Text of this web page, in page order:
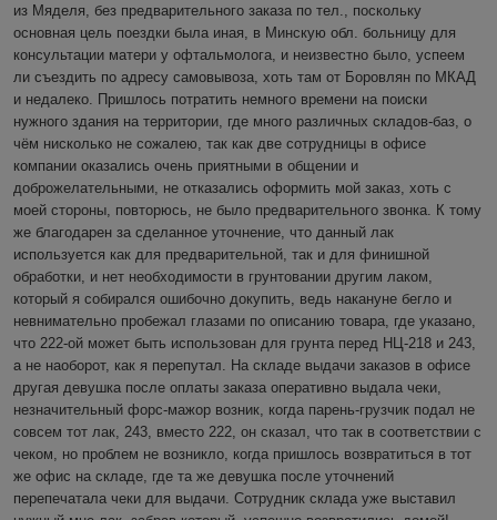
из Мяделя, без предварительного заказа по тел., поскольку
основная цель поездки была иная, в Минскую обл. больницу для
консультации матери у офтальмолога, и неизвестно было, успеем
ли съездить по адресу самовывоза, хоть там от Боровлян по МКАД
и недалеко. Пришлось потратить немного времени на поиски
нужного здания на территории, где много различных складов-баз, о
чём нисколько не сожалею, так как две сотрудницы в офисе
компании оказались очень приятными в общении и
доброжелательными, не отказались оформить мой заказ, хоть с
моей стороны, повторюсь, не было предварительного звонка. К тому
же благодарен за сделанное уточнение, что данный лак
используется как для предварительной, так и для финишной
обработки, и нет необходимости в грунтовании другим лаком,
который я собирался ошибочно докупить, ведь накануне бегло и
невнимательно пробежал глазами по описанию товара, где указано,
что 222-ой может быть использован для грунта перед НЦ-218 и 243,
а не наоборот, как я перепутал. На складе выдачи заказов в офисе
другая девушка после оплаты заказа оперативно выдала чеки,
незначительный форс-мажор возник, когда парень-грузчик подал не
совсем тот лак, 243, вместо 222, он сказал, что так в соответствии с
чеком, но проблем не возникло, когда пришлось возвратиться в тот
же офис на складе, где та же девушка после уточнений
перепечатала чеки для выдачи. Сотрудник склада уже выставил